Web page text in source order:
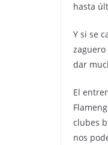
hasta
Y si se
dar
El
clubes
nos